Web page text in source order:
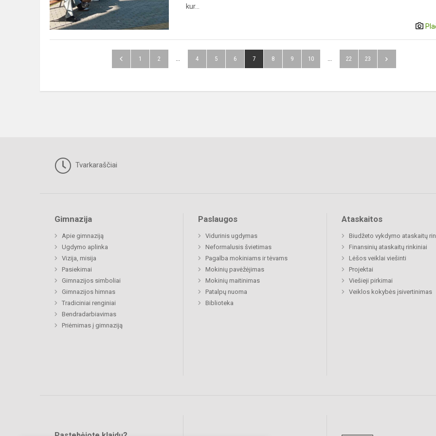
kur...
1 2 ... 4 5 6 7 8 9 10 ... 22 23
Tvarkaraščiai
Gimnazija
Apie gimnaziją
Ugdymo aplinka
Vizija, misija
Pasiekimai
Gimnazijos simboliai
Gimnazijos himnas
Tradiciniai renginiai
Bendradarbiavimas
Priėmimas į gimnaziją
Paslaugos
Vidurinis ugdymas
Neformalusis švietimas
Pagalba mokiniams ir tėvams
Mokinių pavėžėjimas
Mokinių maitinimas
Patalpų nuoma
Biblioteka
Ataskaitos
Biudžeto vykdymo ataskaitų
Finansinių ataskaitų rinkiniai
Lėšos veiklai viešinti
Projektai
Viešieji pirkimai
Veiklos kokybės įsivertinimas